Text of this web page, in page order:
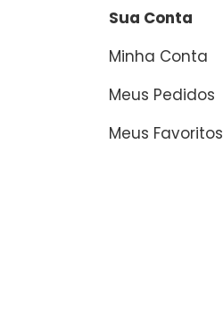
Sua Conta
Minha Conta
Meus Pedidos
Meus Favoritos